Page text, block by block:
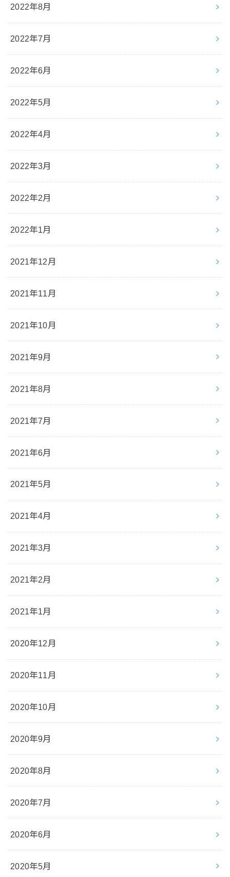
2022年8月
2022年7月
2022年6月
2022年5月
2022年4月
2022年3月
2022年2月
2022年1月
2021年12月
2021年11月
2021年10月
2021年9月
2021年8月
2021年7月
2021年6月
2021年5月
2021年4月
2021年3月
2021年2月
2021年1月
2020年12月
2020年11月
2020年10月
2020年9月
2020年8月
2020年7月
2020年6月
2020年5月